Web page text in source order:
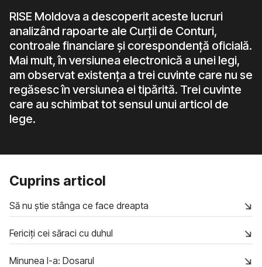
RISE Moldova a descoperit aceste lucruri
analizând rapoarte ale Curții de Conturi,
controale financiare și corespondență oficială.
Mai mult, în versiunea electronică a unei legi,
am observat existența a trei cuvinte care nu se
regăsesc în versiunea ei tipărită. Trei cuvinte
care au schimbat tot sensul unui articol de
lege.
Cuprins articol
Să nu știe stânga ce face dreapta
Fericiți cei săraci cu duhul
Minunea I-a: Dosarul